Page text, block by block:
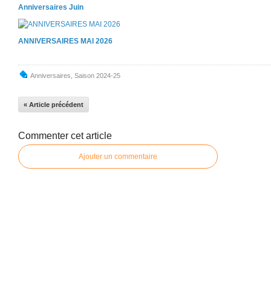
Anniversaires Juin
ANNIVERSAIRES MAI 2026
Anniversaires Saison 2024-25
« Article précédent
Commenter cet article
Ajouter un commentaire